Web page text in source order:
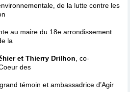
de la lutte contre les
au maire du 18e arrondissement
la
et Thierry Drilhon , co-
des
, grand témoin et ambassadrice d’Agir